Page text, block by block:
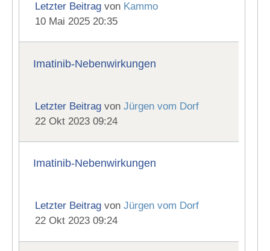
Letzter Beitrag von Kammo
10 Mai 2025 20:35
Imatinib-Nebenwirkungen
Letzter Beitrag vonJürgen vom Dorf
22 Okt 2023 09:24
Imatinib-Nebenwirkungen
Letzter Beitrag vonJürgen vom Dorf
22 Okt 2023 09:24